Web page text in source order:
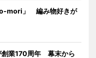
mori」 編み物好きが
創業170周年 幕末から